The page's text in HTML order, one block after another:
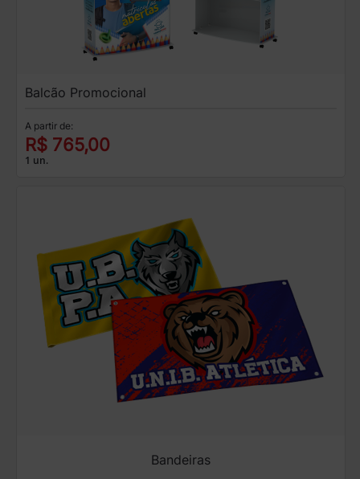
Balcão Promocional
A partir de:
R$ 765,00
1 un.
Bandeiras